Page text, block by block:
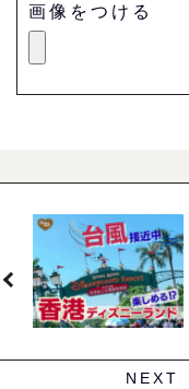
画像をつける
NEXT